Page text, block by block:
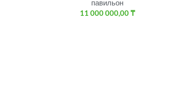
павильон
11 000 000,00₸